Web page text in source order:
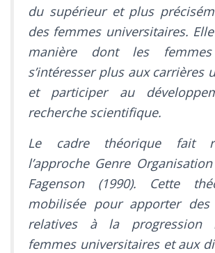
du supérieur et plus
des femmes universitaires.
manière dont les femmes
s’intéresser plus aux carrières
et participer au
recherche scientifique.
Le cadre théorique fait
l’approche Genre
Fagenson (1990). Cette
mobilisée pour apporter des
relatives à la progression
femmes universitaires et aux